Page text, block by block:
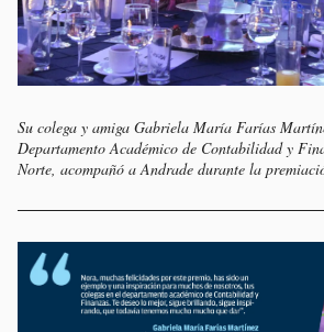
Su colega y amiga Gabriela María Farías
Departamento Académico de Contabilidad y
Norte, acompañó a Andrade durante la